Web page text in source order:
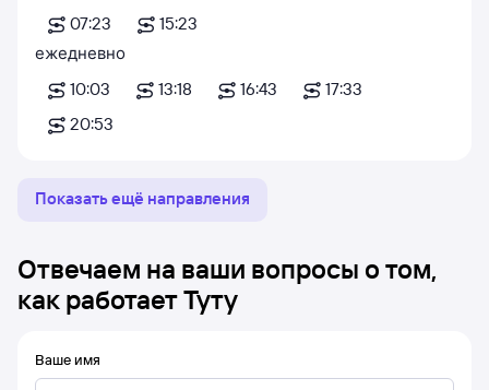
07:23
15:23
ежедневно
10:03
13:18 16:43
17:33
20:53
Показать ещё направления
Отвечаем на ваши вопросы о том,
как работает Туту
Ваше имя